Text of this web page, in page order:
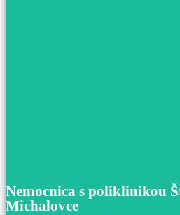
Nemocnica s poliklinikou
Michalovce